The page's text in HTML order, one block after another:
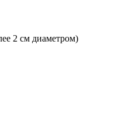
2 см диаметром)